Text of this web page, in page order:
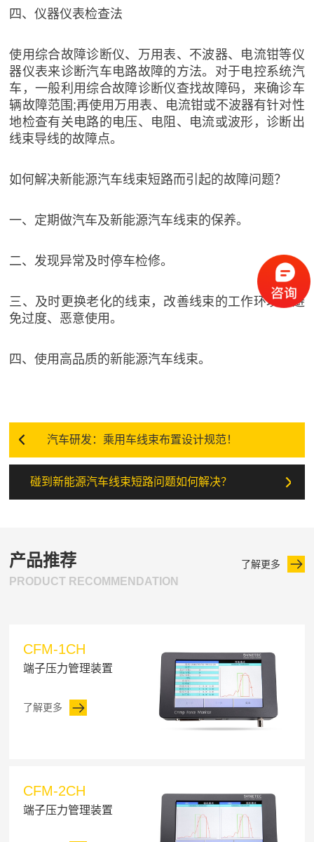
四、仪器仪表检查法
使用综合故障诊断仪、万用表、不波器、电流钳等仪
器仪表来诊断汽车电路故障的方法。对于电控系统汽
车，一般利用综合故障诊断仪查找故障码，来确诊车
辆故障范围;再使用万用表、电流钳或不波器有针对性
地检查有关电路的电压、电阻、电流或波形，诊断出
线束导线的故障点。
如何解决新能源汽车线束短路而引起的故障问题？
一、定期做汽车及新能源汽车线束的保养。
二、发现异常及时停车检修。
三、及时更换老化的线束，改善线束的工作环境，避
免过度、恶意使用。
四、使用高品质的新能源汽车线束。
汽车研发：乘用车线束布置设计规范！
碰到新能源汽车线束短路问题如何解决？
产品推荐
PRODUCT RECOMMENDATION
了解更多
CFM-1CH
端子压力管理装置
了解更多
CFM-2CH
端子压力管理装置